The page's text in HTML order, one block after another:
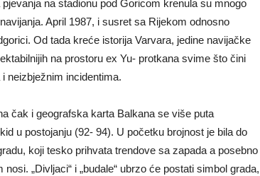
na stadionu pod Goricom krenula su mnogo
April 1987, i susret sa Rijekom odnosno
Od tada kreće istorija Varvara, jedine navijačke
na prostoru ex Yu- protkana svime što čini
neizbježnim incidentima.
čak i geografska karta Balkana se više puta
u postojanju (92- 94). U početku brojnost je bila do
koji tesko prihvata trendove sa zapada a posebno
„Divljaci“ i „budale“ ubrzo će postati simbol grada,